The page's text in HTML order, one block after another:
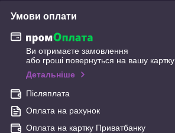
Умови оплати
Ви отримаєте замовлення
або гроші повернуться на вашу картку
Детальніше
Післяплата
Оплата на рахунок
Оплата на картку Приватбанку